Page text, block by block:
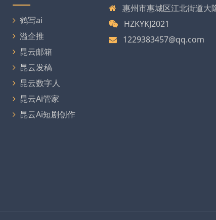
鹤写ai
溢企推
昆云邮箱
昆云发稿
昆云数字人
昆云Ai管家
昆云Ai短剧创作
惠州市惠城区江北街道大
HZKYKJ2021
1229383457@qq.com